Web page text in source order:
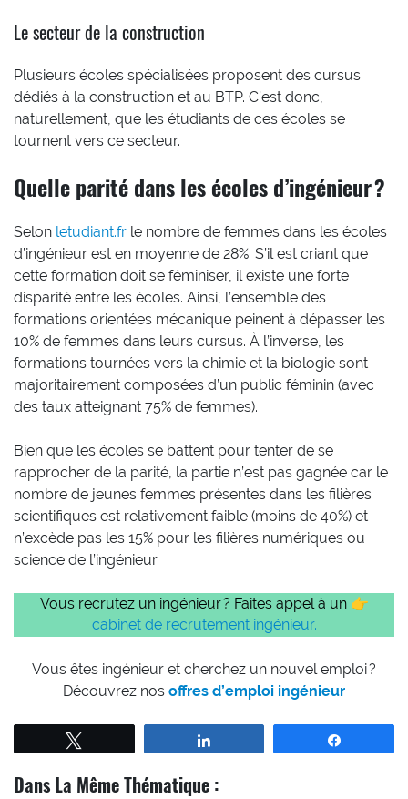
Le secteur de la construction
Plusieurs écoles spécialisées proposent des cursus
dédiés à la construction et au BTP. C’est donc,
naturellement, que les étudiants de ces écoles se
tournent vers ce secteur.
Quelle parité dans les écoles d’ingénieur ?
Selon letudiant.fr le nombre de femmes dans les écoles
d’ingénieur est en moyenne de 28%. S’il est criant que
cette formation doit se féminiser, il existe une forte
disparité entre les écoles. Ainsi, l’ensemble des
formations orientées mécanique peinent à dépasser les
10% de femmes dans leurs cursus. À l’inverse, les
formations tournées vers la chimie et la biologie sont
majoritairement composées d’un public féminin (avec
des taux atteignant 75% de femmes).
Bien que les écoles se battent pour tenter de se
rapprocher de la parité, la partie n’est pas gagnée car le
nombre de jeunes femmes présentes dans les filières
scientifiques est relativement faible (moins de 40%) et
n’excède pas les 15% pour les filières numériques ou
science de l’ingénieur.
Vous recrutez un ingénieur ? Faites appel à un 👉
cabinet de recrutement ingénieur.
Vous êtes ingénieur et cherchez un nouvel emploi ?
Découvrez nos offres d’emploi ingénieur
Dans La Même Thématique :